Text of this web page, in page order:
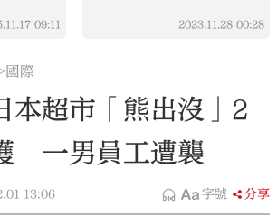
09:11 2023.11.28 00:28
國際
本超市「熊出沒」2
一男員工遭襲
13:06 字號 分享